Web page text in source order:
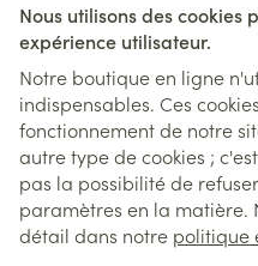
Nous utilisons des cookies
expérience utilisateur.
Notre boutique en ligne
indispensables. Ces
fonctionnement de notre
autre type de cookies ;
pas la possibilité de
paramètres en la matière.
détail dans notre politique
Liens légaux